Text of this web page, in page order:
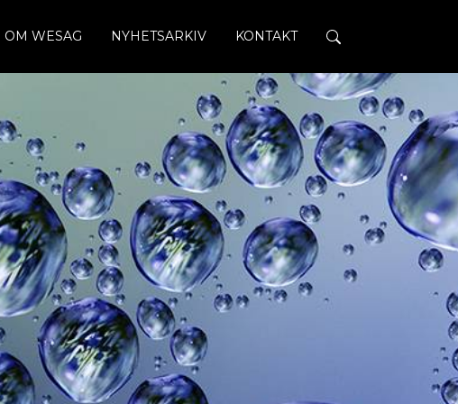
OM WESAG NYHETSARKIV KONTAKT